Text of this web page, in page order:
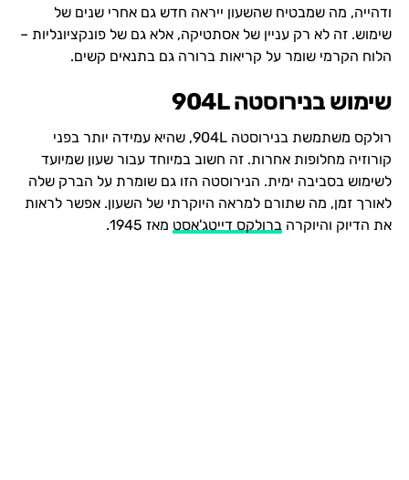
ודהייה, מה שמבטיח שהשעון ייראה חדש גם אחרי שנים של
שימוש. זה לא רק עניין של אסתטיקה, אלא גם של פונקציונליות –
הלוח הקרמי שומר על קריאות ברורה גם בתנאים קשים.
שימוש בנירוסטה 904L
רולקס משתמשת בנירוסטה 904L, שהיא עמידה יותר בפני
קורוזיה מחלופות אחרות. זה חשוב במיוחד עבור שעון שמיועד
לשימוש בסביבה ימית. הנירוסטה הזו גם שומרת על הברק שלה
לאורך זמן, מה שתורם למראה היוקרתי של השעון. אפשר לראות
את הדיוק והיוקרה ברולקס דייטג'אסט מאז 1945.